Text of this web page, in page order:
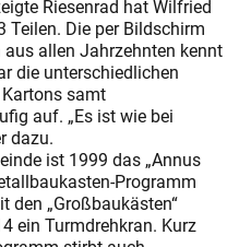
Riesenrad hat Wilfried
Teilen. Die per Bildschirm
allen Jahrzehnten kennt
die unterschiedlichen
samt
auf. „Es ist wie bei
dazu.
ist 1999 das „Annus
Programm
den „Großbaukästen“
ein Turmdrehkran. Kurz